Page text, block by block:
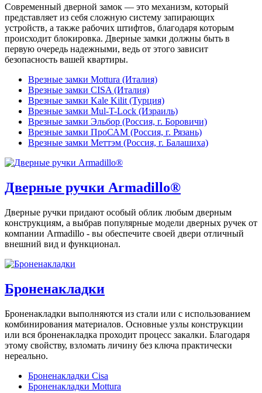
Современный дверной замок — это механизм, который
представляет из себя сложную систему запирающих
устройств, а также рабочих штифтов, благодаря которым
происходит блокировка. Дверные замки должны быть в
первую очередь надежными, ведь от этого зависит
безопасность вашей квартиры.
Врезные замки Mottura (Италия)
Врезные замки CISA (Италия)
Врезные замки Kale Kilit (Турция)
Врезные замки Mul-T-Lock (Израиль)
Врезные замки Эльбор (Россия, г. Боровичи)
Врезные замки ПроСАМ (Россия, г. Рязань)
Врезные замки Меттэм (Россия, г. Балашиха)
Дверные ручки Armadillo®
Дверные ручки придают особый облик любым дверным
конструкциям, а выбрав популярные модели дверных ручек от
компании Armadillo - вы обеспечите своей двери отличный
внешний вид и функционал.
Броненакладки
Броненакладки выполняются из стали или с использованием
комбинирования материалов. Основные узлы конструкции
или вся броненакладка проходит процесс закалки. Благодаря
этому свойству, взломать личину без ключа практически
нереально.
Броненакладки Cisa
Броненакладки Mottura